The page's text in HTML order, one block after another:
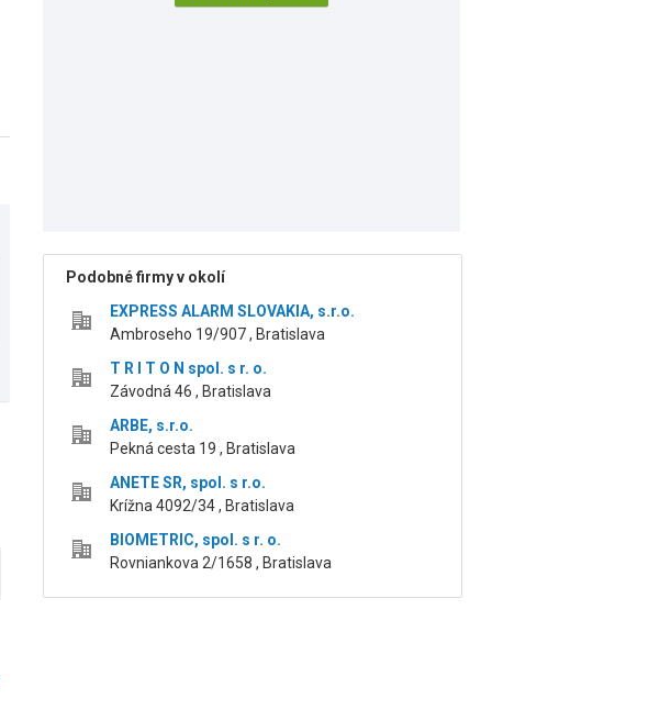
Podobné firmy v okolí
EXPRESS ALARM SLOVAKIA, s.r.o.
Ambroseho 19/907 , Bratislava
T R I T O N spol. s r. o.
Závodná 46 , Bratislava
ARBE, s.r.o.
Pekná cesta 19 , Bratislava
ANETE SR, spol. s r.o.
Krížna 4092/34 , Bratislava
BIOMETRIC, spol. s r. o.
Rovniankova 2/1658 , Bratislava